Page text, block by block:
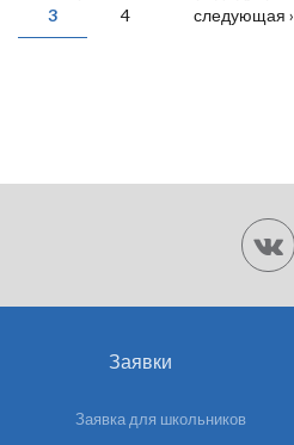
3
4 следующая ›
Заявки
Заявка для школьников